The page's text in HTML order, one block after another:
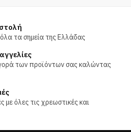
Οι
μπορούν
να
σελίδα
προϊόντος
τα σημεία της Ελλάδας
των προϊόντων σας καλώντας
όλες τις χρεωστικές και